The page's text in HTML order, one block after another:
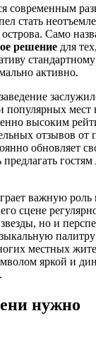
современным
стать
Само
решение для
активно.
популярных мест
высоким
отзывов от
обновляет
предлагать гостям
важную роль
сцене
но и
местных
яркой и
нужно